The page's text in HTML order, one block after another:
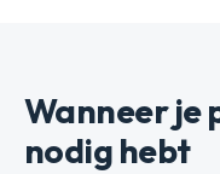
Wanneer je
nodig hebt